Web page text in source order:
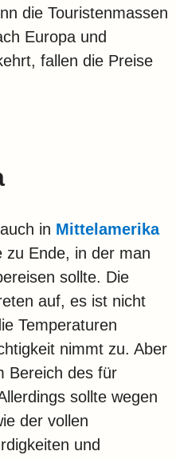
die Touristenmassen
Europa und
fallen die Preise
in Mittelamerika
zu Ende, in der man
sollte. Die
auf, es ist nicht
Temperaturen
nimmt zu. Aber
Bereich des für
sollte wegen
der vollen
und